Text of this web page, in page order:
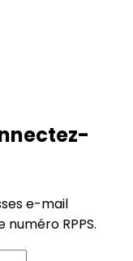
e-mail
numéro RPPS.